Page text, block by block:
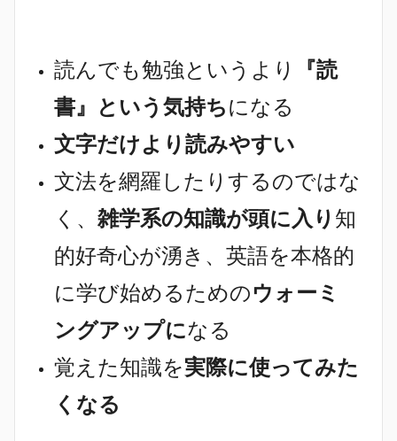
読んでも勉強というより
『読
書』という気持ちになる
文字だけより読みやすい
文法を網羅したりするのではな
く、 雑学系の知識が頭に入り 知
的好奇心が湧き、英語を本格的
に学び始めるためのウォーミ
ングアップになる
覚えた知識を実際に使ってみた
くなる